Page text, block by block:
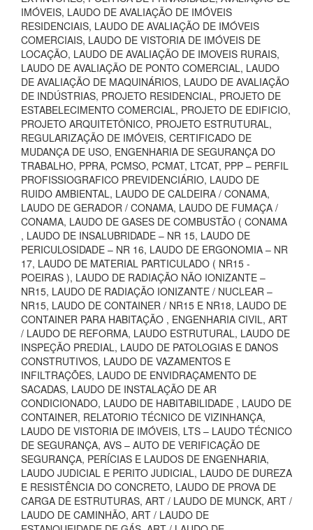
IMÓVEIS, LAUDO DE AVALIAÇÃO DE IMÓVEIS
RESIDENCIAIS, LAUDO DE AVALIAÇÃO DE IMÓVEIS
COMERCIAIS, LAUDO DE VISTORIA DE IMÓVEIS DE
LOCAÇÃO, LAUDO DE AVALIAÇÃO DE IMOVEIS RURAIS,
LAUDO DE AVALIAÇÃO DE PONTO COMERCIAL, LAUDO
DE AVALIAÇÃO DE MAQUINÁRIOS, LAUDO DE AVALIAÇÃO
DE INDÚSTRIAS, PROJETO RESIDENCIAL, PROJETO DE
ESTABELECIMENTO COMERCIAL, PROJETO DE EDIFICIO,
PROJETO ARQUITETÔNICO, PROJETO ESTRUTURAL,
REGULARIZAÇÃO DE IMÓVEIS, CERTIFICADO DE
MUDANÇA DE USO, ENGENHARIA DE SEGURANÇA DO
TRABALHO, PPRA, PCMSO, PCMAT, LTCAT, PPP – PERFIL
PROFISSIOGRAFICO PREVIDENCIÁRIO, LAUDO DE
RUIDO AMBIENTAL, LAUDO DE CALDEIRA / CONAMA,
LAUDO DE GERADOR / CONAMA, LAUDO DE FUMAÇA /
CONAMA, LAUDO DE GASES DE COMBUSTÃO ( CONAMA
, LAUDO DE INSALUBRIDADE – NR 15, LAUDO DE
PERICULOSIDADE – NR 16, LAUDO DE ERGONOMIA – NR
17, LAUDO DE MATERIAL PARTICULADO ( NR15 -
POEIRAS ), LAUDO DE RADIAÇÃO NÃO IONIZANTE –
NR15, LAUDO DE RADIAÇÃO IONIZANTE / NUCLEAR –
NR15, LAUDO DE CONTAINER / NR15 E NR18, LAUDO DE
CONTAINER PARA HABITAÇÃO , ENGENHARIA CIVIL, ART
/ LAUDO DE REFORMA, LAUDO ESTRUTURAL, LAUDO DE
INSPEÇÃO PREDIAL, LAUDO DE PATOLOGIAS E DANOS
CONSTRUTIVOS, LAUDO DE VAZAMENTOS E
INFILTRAÇÕES, LAUDO DE ENVIDRAÇAMENTO DE
SACADAS, LAUDO DE INSTALAÇÃO DE AR
CONDICIONADO, LAUDO DE HABITABILIDADE , LAUDO DE
CONTAINER, RELATORIO TÉCNICO DE VIZINHANÇA,
LAUDO DE VISTORIA DE IMÓVEIS, LTS – LAUDO TÉCNICO
DE SEGURANÇA, AVS – AUTO DE VERIFICAÇÃO DE
SEGURANÇA, PERÍCIAS E LAUDOS DE ENGENHARIA,
LAUDO JUDICIAL E PERITO JUDICIAL, LAUDO DE DUREZA
E RESISTÊNCIA DO CONCRETO, LAUDO DE PROVA DE
CARGA DE ESTRUTURAS, ART / LAUDO DE MUNCK, ART /
LAUDO DE CAMINHÃO, ART / LAUDO DE